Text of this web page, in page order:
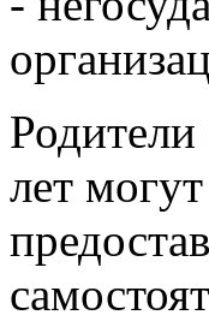
-
Родители
лет